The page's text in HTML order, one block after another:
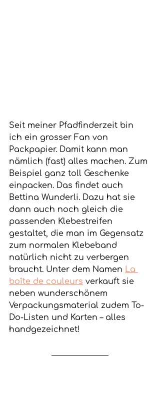
Seit meiner Pfadfinderzeit bin
ich ein grosser Fan von
Packpapier. Damit kann man
nämlich (fast) alles machen. Zum
Beispiel ganz toll Geschenke
einpacken. Das findet auch
Bettina Wunderli. Dazu hat sie
dann auch noch gleich die
passenden Klebestreifen
gestaltet, die man im Gegensatz
zum normalen Klebeband
natürlich nicht zu verbergen
braucht. Unter dem Namen La
boîte de couleurs verkauft sie
neben wunderschönem
Verpackungsmaterial zudem To-
Do-Listen und Karten – alles
handgezeichnet!